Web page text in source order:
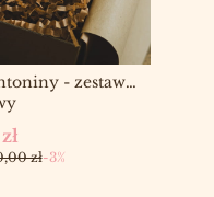
- zestaw
zł-3%